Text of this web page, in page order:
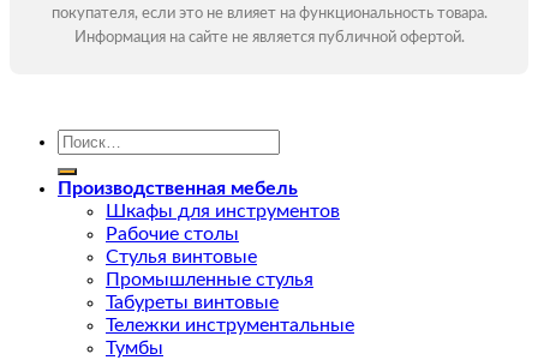
покупателя, если это не влияет на функциональность товара.
Информация на сайте не является публичной офертой.
Искать:
Производственная мебель
Шкафы для инструментов
Рабочие столы
Стулья винтовые
Промышленные стулья
Табуреты винтовые
Тележки инструментальные
Тумбы